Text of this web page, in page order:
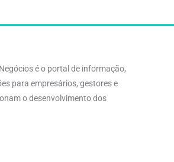
é o portal de informação,
para empresários, gestores e
o desenvolvimento dos